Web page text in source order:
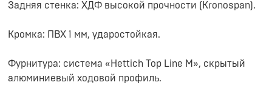
Задняя стенка: ХДФ высокой прочности (Kronospan).
Кромка: ПВХ 1 мм, ударостойкая.
Фурнитура: система «Hettich Top Line M», скрытый
алюминиевый ходовой профиль.